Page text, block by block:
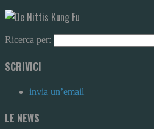
Ricerca per:
SCRIVICI
invia un’email
LE NEWS